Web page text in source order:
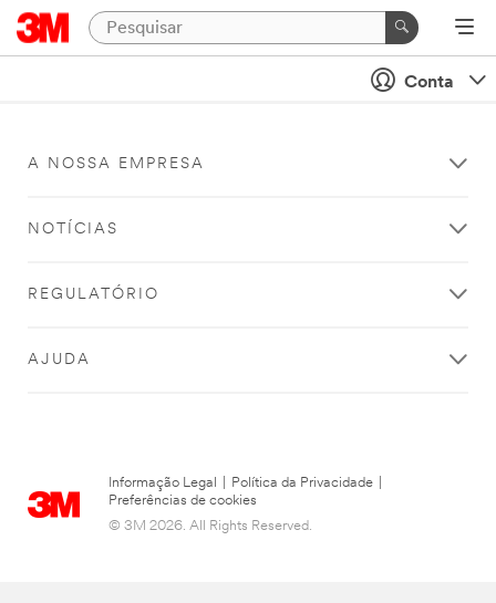
Conta
A NOSSA EMPRESA
NOTÍCIAS
REGULATÓRIO
AJUDA
Informação Legal Política da Privacidade
Preferências de cookies
© 3M 2026. All Rights Reserved.